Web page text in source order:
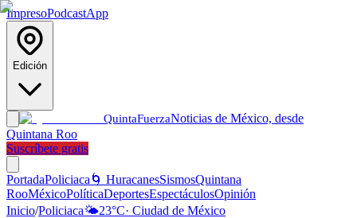
ImpresoPodcastApp
Edición
QuintaFuerzaNoticias de México, desde
Quintana Roo
Suscríbete gratis
PortadaPoliciaca 🌀 HuracanesSismosQuintana
RooMéxicoPolíticaDeportesEspectáculosOpinión
Inicio/Policiaca🌤️23°C· Ciudad de México